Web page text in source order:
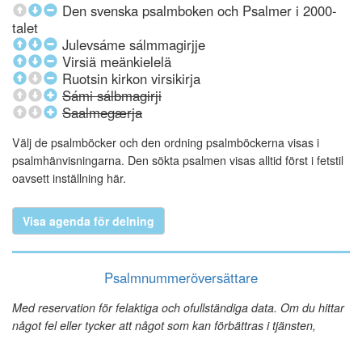
Den svenska psalmboken och Psalmer i 2000-
talet
Julevsáme sálmmagirjje
Virsiä meänkielelä
Ruotsin kirkon virsikirja
Sámi sálbmagirji
Saalmegærja
Välj de psalmböcker och den ordning psalmböckerna visas i
psalmhänvisningarna. Den sökta psalmen visas alltid först i fetstil
oavsett inställning här.
Visa agenda för delning
Psalmnummeröversättare
Med reservation för felaktiga och ofullständiga data. Om du hittar
något fel eller tycker att något som kan förbättras i tjänsten,